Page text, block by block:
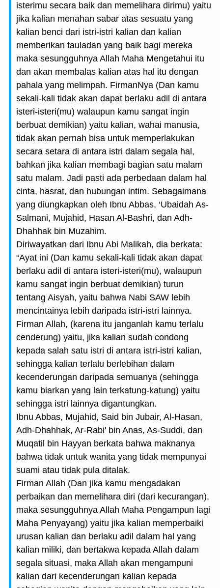
isterimu secara baik dan memelihara dirimu) yaitu
jika kalian menahan sabar atas sesuatu yang
kalian benci dari istri-istri kalian dan kalian
memberikan tauladan yang baik bagi mereka
maka sesungguhnya Allah Maha Mengetahui itu
dan akan membalas kalian atas hal itu dengan
pahala yang melimpah. FirmanNya (Dan kamu
sekali-kali tidak akan dapat berlaku adil di antara
isteri-isteri(mu) walaupun kamu sangat ingin
berbuat demikian) yaitu kalian, wahai manusia,
tidak akan pernah bisa untuk memperlakukan
secara setara di antara istri dalam segala hal,
bahkan jika kalian membagi bagian satu malam
satu malam. Jadi pasti ada perbedaan dalam hal
cinta, hasrat, dan hubungan intim. Sebagaimana
yang diungkapkan oleh Ibnu Abbas, ‘Ubaidah As-
Salmani, Mujahid, Hasan Al-Bashri, dan Adh-
Dhahhak bin Muzahim.
Diriwayatkan dari Ibnu Abi Malikah, dia berkata:
“Ayat ini (Dan kamu sekali-kali tidak akan dapat
berlaku adil di antara isteri-isteri(mu), walaupun
kamu sangat ingin berbuat demikian) turun
tentang Aisyah, yaitu bahwa Nabi SAW lebih
mencintainya lebih daripada istri-istri lainnya.
Firman Allah, (karena itu janganlah kamu terlalu
cenderung) yaitu, jika kalian sudah condong
kepada salah satu istri di antara istri-istri kalian,
sehingga kalian terlalu berlebihan dalam
kecenderungan daripada semuanya (sehingga
kamu biarkan yang lain terkatung-katung) yaitu
sehingga istri lainnya digantungkan.
Ibnu Abbas, Mujahid, Said bin Jubair, Al-Hasan,
Adh-Dhahhak, Ar-Rabi' bin Anas, As-Suddi, dan
Muqatil bin Hayyan berkata bahwa maknanya
bahwa tidak untuk wanita yang tidak mempunyai
suami atau tidak pula ditalak.
Firman Allah (Dan jika kamu mengadakan
perbaikan dan memelihara diri (dari kecurangan),
maka sesungguhnya Allah Maha Pengampun lagi
Maha Penyayang) yaitu jika kalian memperbaiki
urusan kalian dan berlaku adil dalam hal yang
kalian miliki, dan bertakwa kepada Allah dalam
segala situasi, maka Allah akan mengampuni
kalian dari kecenderungan kalian kepada